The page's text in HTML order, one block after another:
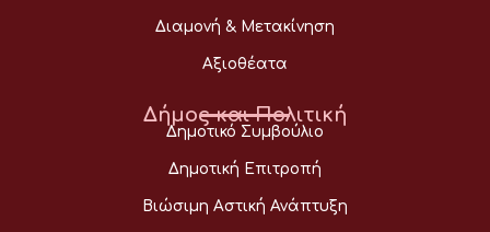
Διαμονή & Μετακίνηση
Αξιοθέατα
Δήμος και Πολιτική
Δημοτικό Συμβούλιο
Δημοτική Επιτροπή
Βιώσιμη Αστική Ανάπτυξη